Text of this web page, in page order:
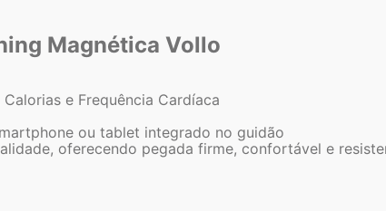
Magnética Vollo
e Frequência Cardíaca
ou tablet integrado no guidão
oferecendo pegada firme, confortável e